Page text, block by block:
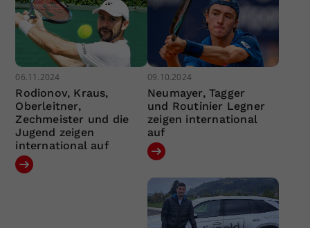
06.11.2024
Rodionov, Kraus,
Oberleitner,
Zechmeister und die
Jugend zeigen
international auf
09.10.2024
Neumayer, Tagger
und Routinier Legner
zeigen international
auf